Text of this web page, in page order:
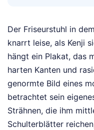
Der Friseurstuhl in
knarrt leise, als Kenji
hängt ein Plakat, das
harten Kanten und
genormte Bild eines
betrachtet sein
Strähnen, die ihm
Schulterblätter